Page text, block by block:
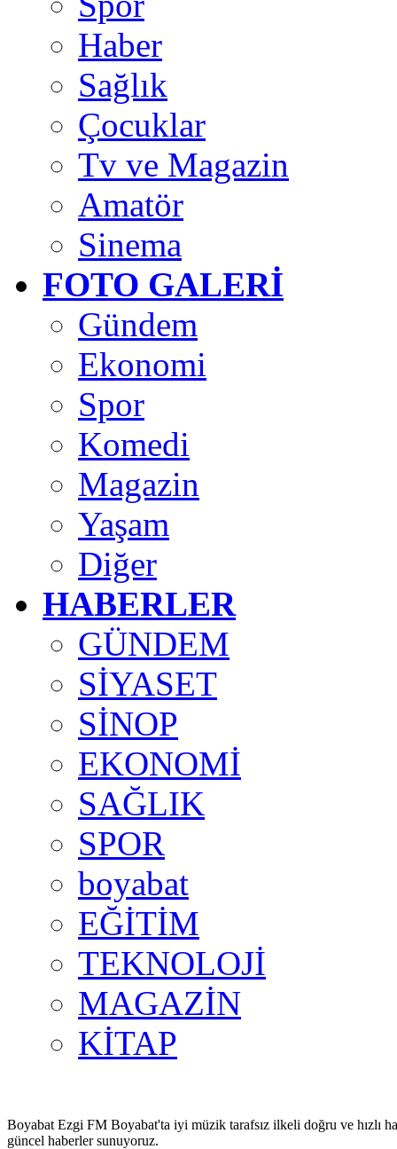
Haber
Sağlık
Çocuklar
Tv ve Magazin
Amatör
Sinema
FOTO GALERİ
Gündem
Ekonomi
Spor
Komedi
Magazin
Yaşam
Diğer
HABERLER
GÜNDEM
SİYASET
SİNOP
EKONOMİ
SAĞLIK
SPOR
boyabat
EĞİTİM
TEKNOLOJİ
MAGAZİN
KİTAP
Boyabat Ezgi FM Boyabat'ta iyi müzik tarafsız ilkeli doğru ve hızlı
güncel haberler sunuyoruz.